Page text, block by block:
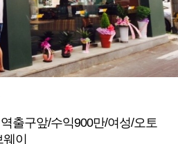
출구앞/수익900만/여성/오토
이